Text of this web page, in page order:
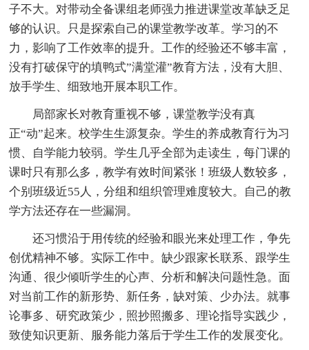
子不大。对带动全备课组老师强力推进课堂改革缺乏足
够的认识。只是探索自己的课堂教学改革。学习的不
力，影响了工作效率的提升。工作的经验还不够丰富，
没有打破保守的填鸭式”满堂灌”教育方法，没有大胆、
放手学生、细致地开展本职工作。
局部家长对教育重视不够，课堂教学没有真
正“动”起来。校学生生源复杂。学生的养成教育行为习
惯、自学能力较弱。学生几乎全部为走读生，每门课的
课时只有那么多，教学有效时间紧张！班级人数较多，
个别班级近55人，分组和组织管理难度较大。自己的教
学方法还存在一些漏洞。
还习惯沿于用传统的经验和眼光来处理工作，争先
创优精神不够。实际工作中。缺少跟家长联系、跟学生
沟通、很少倾听学生的心声、分析和解决问题性急。面
对当前工作的新形势、新任务，缺对策、少办法。就事
论事多、研究政策少，照抄照搬多、理论指导实践少，
致使知识更新、服务能力落后于学生工作的发展变化。